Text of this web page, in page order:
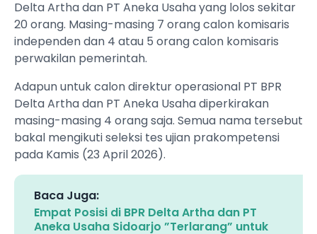
Delta Artha dan PT Aneka Usaha yang lolos sekitar
20 orang. Masing-masing 7 orang calon komisaris
independen dan 4 atau 5 orang calon komisaris
perwakilan pemerintah.
Adapun untuk calon direktur operasional PT BPR
Delta Artha dan PT Aneka Usaha diperkirakan
masing-masing 4 orang saja. Semua nama tersebut
bakal mengikuti seleksi tes ujian prakompetensi
pada Kamis (23 April 2026).
Baca Juga:
Empat Posisi di BPR Delta Artha dan PT
Aneka Usaha Sidoarjo ”Terlarang” untuk